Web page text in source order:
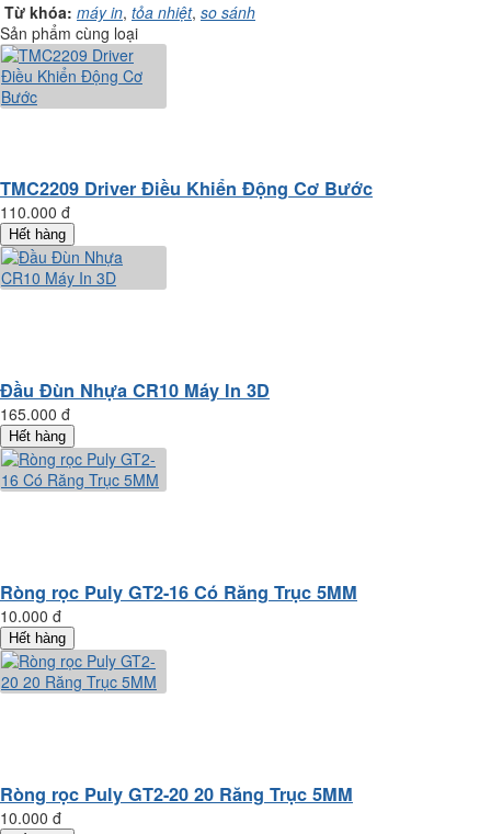
Từ khóa: máy in, tỏa nhiệt, so sánh
Sản phẩm cùng loại
TMC2209 Driver Điều Khiển Động Cơ Bước
110.000 đ
Hết hàng
Đầu Đùn Nhựa CR10 Máy In 3D
165.000 đ
Hết hàng
Ròng rọc Puly GT2-16 Có Răng Trục 5MM
10.000 đ
Hết hàng
Ròng rọc Puly GT2-20 20 Răng Trục 5MM
10.000 đ